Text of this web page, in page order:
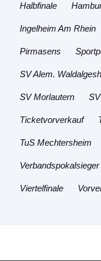
Halbfinale
Ingelheim Am Rhein
Pirmasens
SV Alem.
SV Morlautern
Ticketvorverkauf
TuS Mechtersheim
Verbandspokalsieger
Viertelfinale